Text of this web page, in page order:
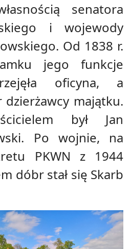
senatora
i wojewody
Od 1838 r.
jego funkcje
oficyna, a
majątku.
był Jan
Po wojnie, na
PKWN z 1944
dóbr stał się Skarb